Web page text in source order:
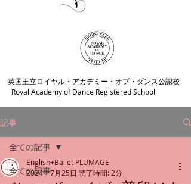
​英国王立ロイヤル・アカデミー・オブ・ダンス公認校
Royal Academy of Dance Registered School
記事
全ての記事
全ての記事
English+Ballet PLUMAGE
2024年7月25日 読了時間: 2分